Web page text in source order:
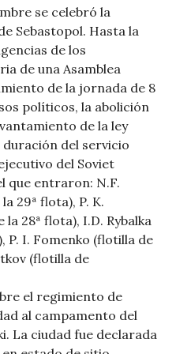
se celebró la
Sebastopol. Hasta la
de los
de una Asamblea
de la jornada de 8
políticos, la abolición
de la ley
del servicio
del Soviet
que entraron: N.F.
29ª flota), P. K.
28ª flota), I.D. Rybalka
P. I. Fomenko (flotilla de
(flotilla de
el regimiento de
al campamento del
La ciudad fue declarada